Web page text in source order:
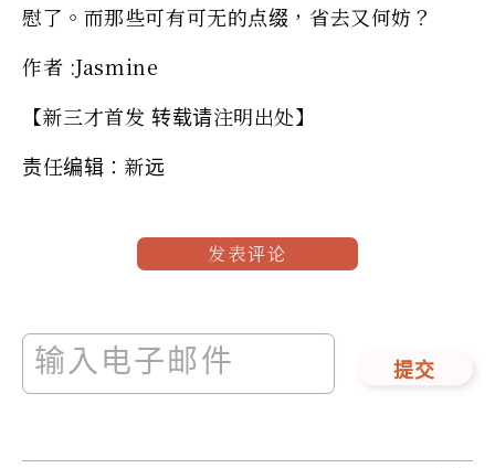
慰了。而那些可有可无的点缀，省去又何妨？
作者 :Jasmine
【新三才首发 转载请注明出处】
责任编辑：新远
发表评论
提交